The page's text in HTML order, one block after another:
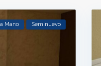
Mano Seminuevo